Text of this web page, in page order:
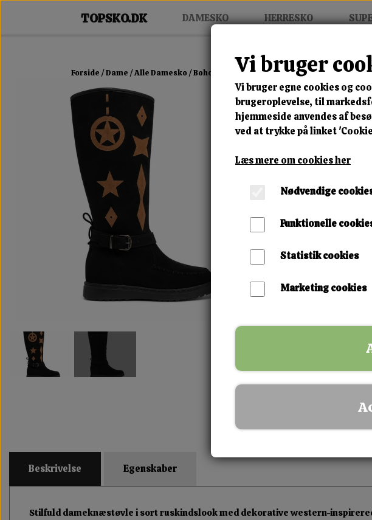
DAMESKO HERRESKO
Forside Dame Alle Damesko Boho Star Tall Boot
Boho
400,00 kr.
36 37
✅ Fysisk butik i
✅ Sikker betaling
Beskrivelse Egenskaber
Stilfuld dameknæstøvle i sort ruskindslook med dekorative western-
Vi bruger
Vi bruger egne cookies og
brugeroplevelse, til
hjemmeside anvendes af
ved at trykke på linket
Læs mere om cookies her
Nødvendige
Funktionelle
Statistik cookies
Marketing cookies